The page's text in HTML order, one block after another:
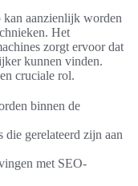
kan aanzienlijk worden
Het
zorgt ervoor dat
kunnen vinden.
cruciale rol.
binnen de
gerelateerd zijn aan
met SEO-